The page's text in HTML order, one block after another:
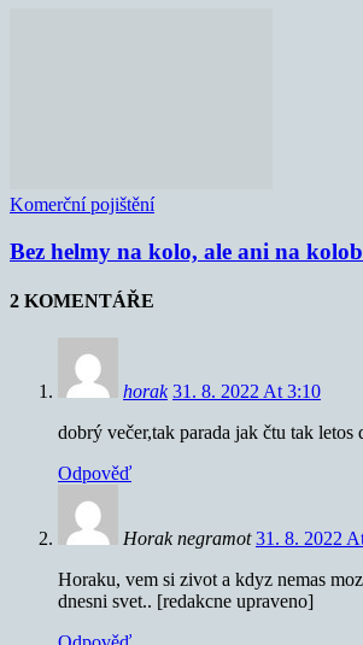
Komerční pojištění
Bez helmy na kolo, ale ani na
2 KOMENTÁŘE
horak 31. 8. 2022 At 3:10
dobrý večer,tak parada jak čtu tak
Odpověď
Horak negramot 31. 8. 2022
Horaku, vem si zivot a kdyz nemas
dnesni svet.. [redakcne upraveno]